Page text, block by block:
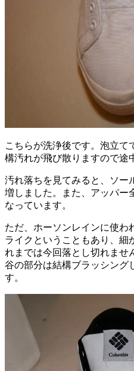
こちらが洗浄後です。泡立て
構汚れが飛び散りますので途
汚れ落ちを見てみると、ソー
増しました。また、アッパー
なっています。
ただ、ホーソンレインに使わ
ライクということもあり、細
れまでは今回落とし切れませ
谷の部分は結構ブラッシング
す。